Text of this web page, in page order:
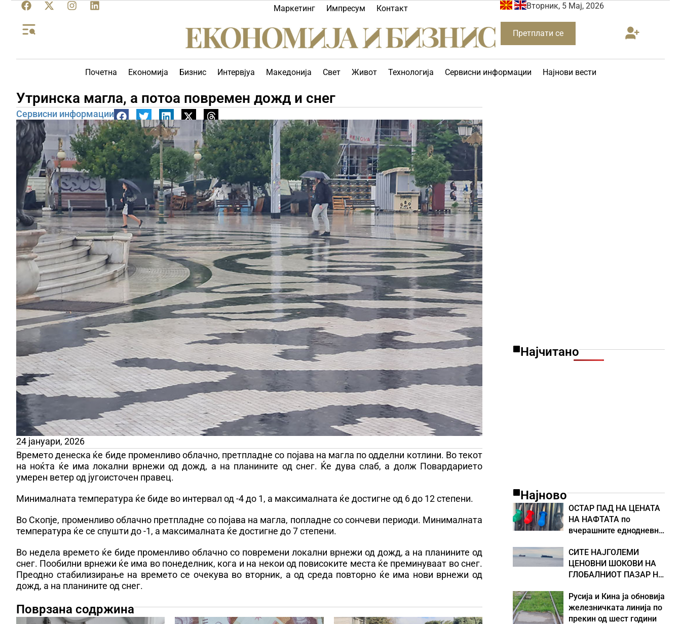
Маркетинг Импресум Контакт Вторник, 5 Мај, 2026
Претплати се
Почетна Економија Бизнис Интервјуа Македонија Свет Живот Технологија Сервисни информации Најнови вести
Утринска магла, а потоа повремен дожд и снег
Сервисни информации
24 јануари, 2026
Времето денеска ќе биде променливо облачно, претпладне со појава на магла по одделни котлини. Во текот
на ноќта ќе има локални врнежи од дожд, а на планините од снег. Ќе дува слаб, а долж Повардарието
умерен ветер од југоисточен правец.
Минималната температура ќе биде во интервал од -4 до 1, а максималната ќе достигне од 6 до 12 степени.
Во Скопје, променливо облачно претпладне со појава на магла, попладне со сончеви периоди. Минималната
температура ќе се спушти до -1, а максималната ќе достигне до 7 степени.
Во недела времето ќе биде променливо облачно со повремени локални врнежи од дожд, а на планините од
снег. Пообилни врнежи ќе има во понеделник, кога и на некои од повисоките места ќе преминуваат во снег.
Преодно стабилизирање на времето се очекува во вторник, а од среда повторно ќе има нови врнежи од
дожд, а на планините од снег.
Поврзана содржина
Најчитано
Најново
ОСТАР ПАД НА ЦЕНАТА
НА НАФТАТА по
вчерашните еднодневни
СИТЕ НАЈГОЛЕМИ
ЦЕНОВНИ ШОКОВИ НА
ГЛОБАЛНИОТ ПАЗАР НА
воените конфликти во
Персискиот Залив
Русија и Кина ја обновија
железничката линија по
прекин од шест години